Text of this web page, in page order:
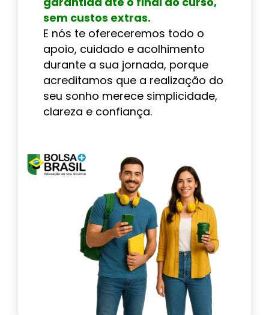
sem custos extras.
E nós te ofereceremos todo o
apoio, cuidado e acolhimento
durante a sua jornada, porque
acreditamos que a realização do
seu sonho merece simplicidade,
clareza e confiança.